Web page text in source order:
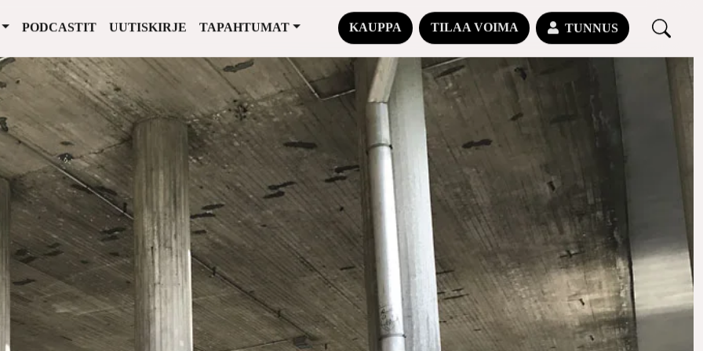
PODCASTIT UUTISKIRJE TAPAHTUMAT KAUPPA TILAA VOIMA TUNNUS